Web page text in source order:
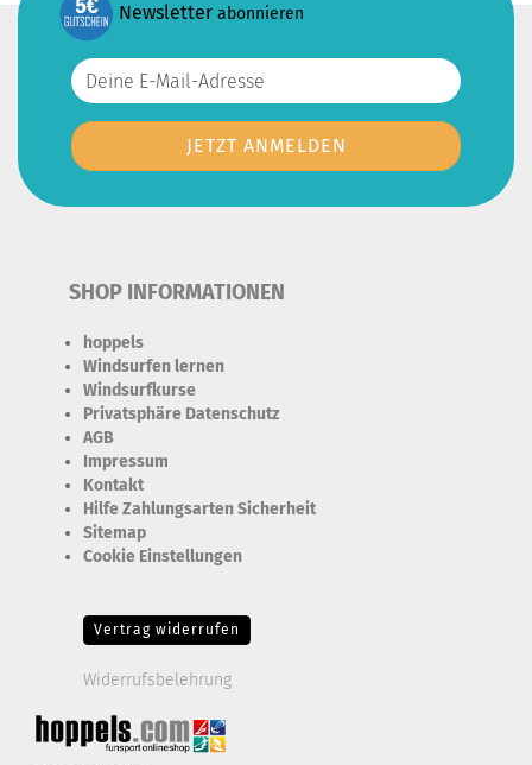
Newsletter abonnieren
SHOP INFORMATIONEN
hoppels
Windsurfen lernen
Windsurfkurse
Privatsphäre Datenschutz
AGB
Impressum
Kontakt
Hilfe Zahlungsarten Sicherheit
Sitemap
Cookie Einstellungen
Vertrag widerrufen
Widerrufsbelehrung